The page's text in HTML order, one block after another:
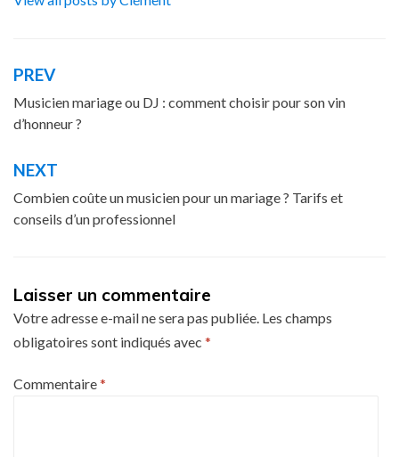
Navigation
de
l’article
PREV
Musicien mariage ou DJ : comment choisir pour son vin
d’honneur ?
NEXT
Combien coûte un musicien pour un mariage ? Tarifs et
conseils d’un professionnel
Laisser un commentaire
Votre adresse e-mail ne sera pas publiée. Les champs
obligatoires sont indiqués avec *
Commentaire*